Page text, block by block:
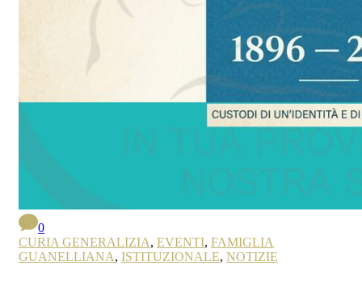
0
CURIA GENERALIZIA, EVENTI, FAMIGLIA
GUANELLIANA, ISTITUZIONALE, NOTIZIE